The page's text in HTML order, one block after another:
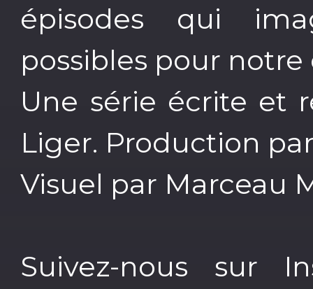
épisodes qui
possibles pour notre
Une série écrite et
Liger. Production
Visuel par Marceau
Suivez-nous sur